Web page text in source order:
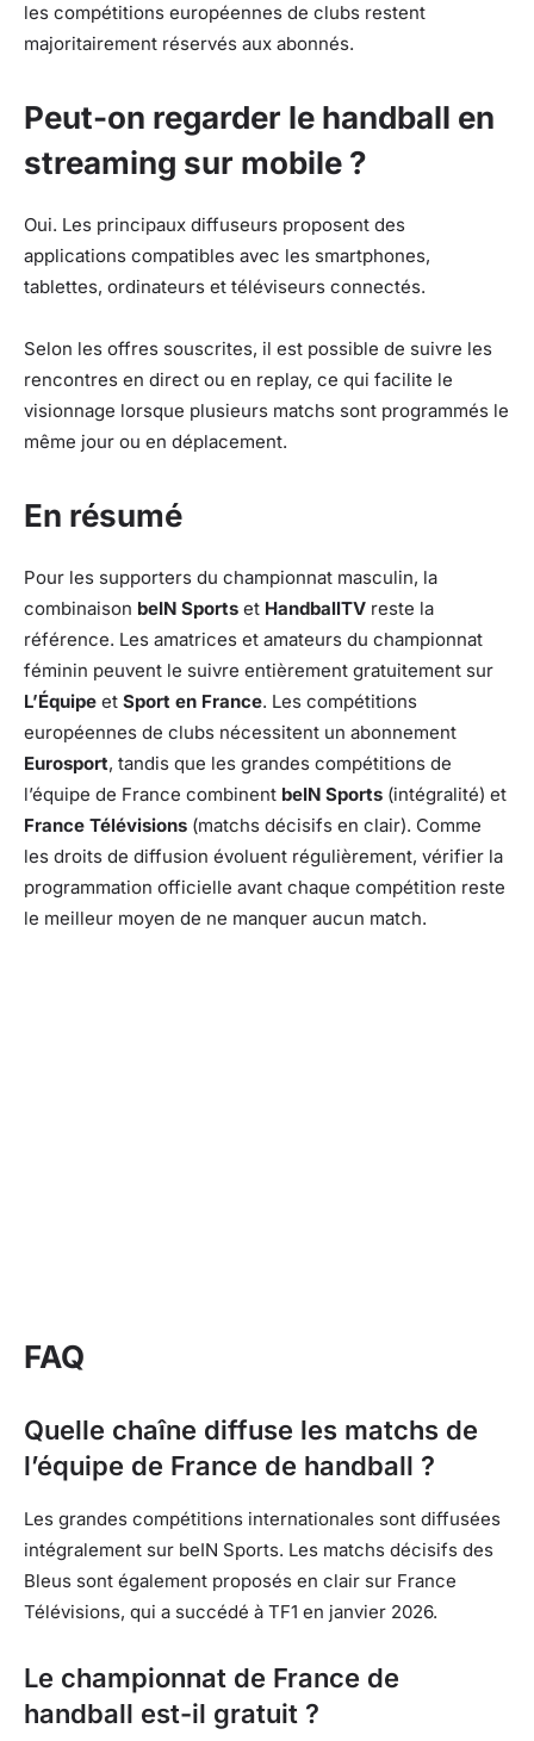
les compétitions européennes de clubs restent
majoritairement réservés aux abonnés.
Peut-on regarder le handball en
streaming sur mobile ?
Oui. Les principaux diffuseurs proposent des
applications compatibles avec les smartphones,
tablettes, ordinateurs et téléviseurs connectés.
Selon les offres souscrites, il est possible de suivre les
rencontres en direct ou en replay, ce qui facilite le
visionnage lorsque plusieurs matchs sont programmés le
même jour ou en déplacement.
En résumé
Pour les supporters du championnat masculin, la
combinaison beIN Sports et HandballTV reste la
référence. Les amatrices et amateurs du championnat
féminin peuvent le suivre entièrement gratuitement sur
L’Équipe et Sport en France. Les compétitions
européennes de clubs nécessitent un abonnement
Eurosport, tandis que les grandes compétitions de
l’équipe de France combinent beIN Sports (intégralité) et
France Télévisions (matchs décisifs en clair). Comme
les droits de diffusion évoluent régulièrement, vérifier la
programmation officielle avant chaque compétition reste
le meilleur moyen de ne manquer aucun match.
FAQ
Quelle chaîne diffuse les matchs de
l’équipe de France de handball ?
Les grandes compétitions internationales sont diffusées
intégralement sur beIN Sports. Les matchs décisifs des
Bleus sont également proposés en clair sur France
Télévisions, qui a succédé à TF1 en janvier 2026.
Le championnat de France de
handball est-il gratuit ?